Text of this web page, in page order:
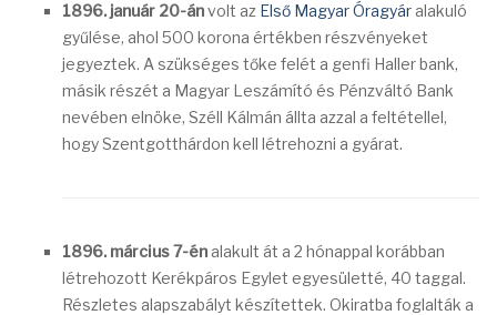
1896. január 20-ánvolt az Első Magyar Óragyár alakuló
gyűlése, ahol 500 korona értékben részvényeket
jegyeztek. A szükséges tőke felét a genfi Haller bank,
másik részét a Magyar Leszámító és Pénzváltó Bank
nevében elnöke, Széll Kálmán állta azzal a feltétellel,
hogy Szentgotthárdon kell létrehozni a gyárat.
1896. március 7-én alakult át a 2 hónappal korábban
létrehozott Kerékpáros Egylet egyesületté, 40 taggal.
Részletes alapszabályt készítettek. Okiratba foglalták a